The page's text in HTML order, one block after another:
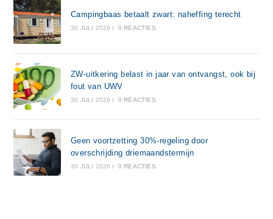
Campingbaas betaalt zwart: naheffing terecht
30 JULI 2026 / 0 REACTIES
ZW-uitkering belast in jaar van ontvangst, ook bij
fout van UWV
30 JULI 2026 / 0 REACTIES
Geen voortzetting 30%-regeling door
overschrijding driemaandstermijn
30 JULI 2026 / 0 REACTIES